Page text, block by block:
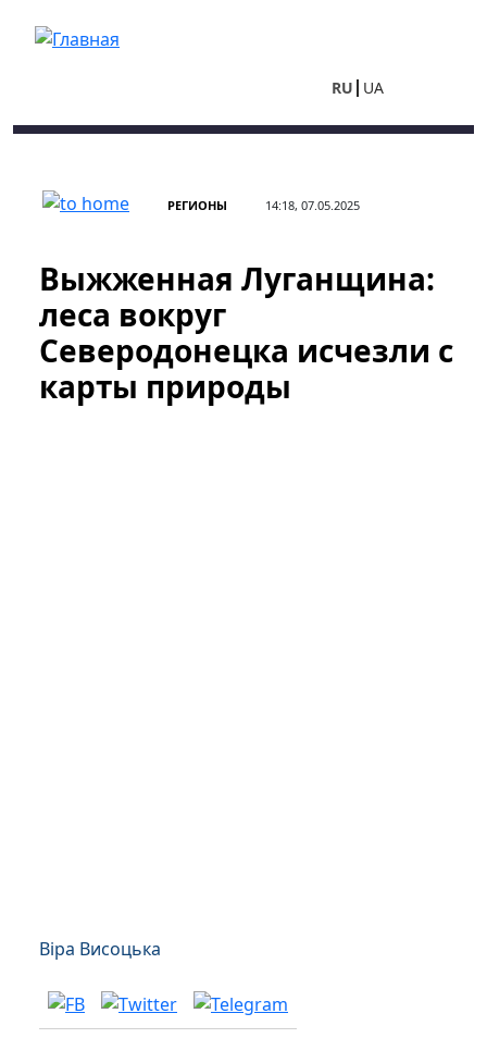
RU UA
РЕГИОНЫ 14:18, 07.05.2025
Выжженная Луганщина:
леса вокруг
Северодонецка исчезли с
карты природы
Віра Висоцька